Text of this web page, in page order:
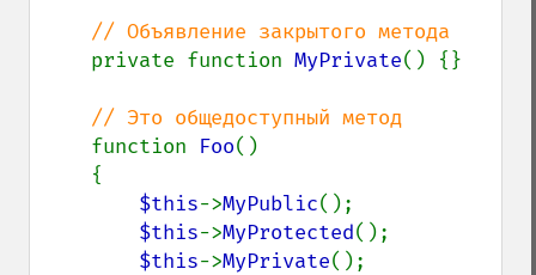
// Объявление закрытого метода
private function MyPrivate() {}
// Это общедоступный метод
function Foo()
$this->MyPublic();
$this->MyProtected();
$this->MyPrivate();